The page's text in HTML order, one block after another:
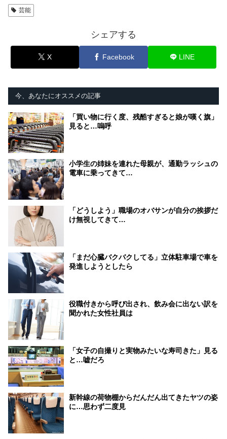
芸能
シェアする
X Facebook LINE
今、あなたにオススメの記事
「買い物に行く度、残酷すぎると娘が嘆く旗」
見ると…嗚呼
小学生の姉妹を連れた母親が、通勤ラッシュの
電車に乗ってきて…
「どうしよう」職場のオバサンが自分の挨拶だ
け無視してきて…
「まだ心臓バクバクしてる」立体駐車場で車を
発進しようとしたら
役職付きから呼び出され、飲み会に出ない訳を
聞かれた女性社員は
「女子の自撮りと実物みたいな寿司きた」見る
と…嘘だろ
新幹線の荷物棚からだんだん出てきたヤツの姿
に…思わず二度見